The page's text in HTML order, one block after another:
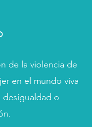
de la violencia de
en el mundo viva
desigualdad o